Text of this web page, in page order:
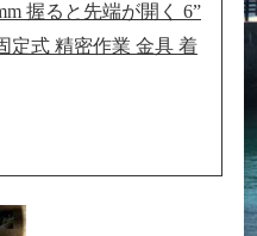
握ると先端が開く 6”
定式 精密作業 金具 着